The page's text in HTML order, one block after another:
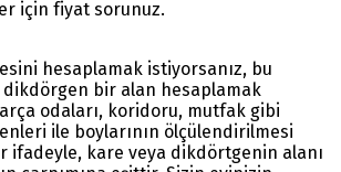
için fiyat sorunuz.
hesaplamak istiyorsanız, bu
dikdörgen bir alan hesaplamak
odaları, koridoru, mutfak gibi
ile boylarının ölçülendirilmesi
ifadeyle, kare veya dikdörtgenin alanı